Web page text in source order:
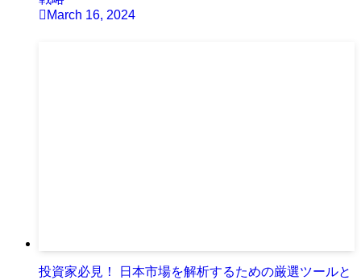
March 16, 2024
投資家必見！ 日本市場を解析するための厳選ツールと